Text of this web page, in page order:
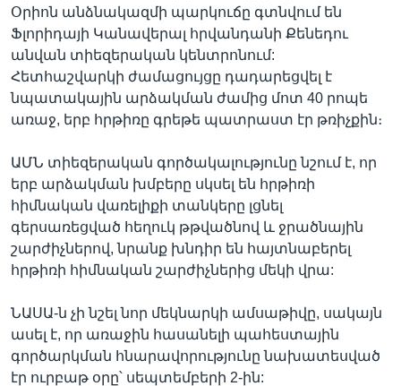
Օրիոն անձնակազմի պարկուճը գտնվում են
Ֆլորիդայի Կանավերալ հրվանդանի Քենեդու
անվան տիեզերական կենտրոնում:
Հետհաշվարկի ժամացույցը դադարեցվել է
նպատակային արձակման ժամից մոտ 40 րոպե
առաջ, երբ հրթիռը գրեթե պատրաստ էր թռիչքին։
ԱՄՆ տիեզերական գործակալությունը նշում է, որ
երբ արձակման խմբերը սկսել են հրթիռի
հիմնական վառելիքի տանկերը լցնել
գերսառեցված հեղուկ թթվածնով և ջրածնային
շարժիչներով, նրանք խնդիր են հայտնաբերել
հրթիռի հիմնական շարժիչներից մեկի վրա:
ՆԱՍԱ-ն չի նշել նոր մեկնարկի ամսաթիվը, սակայն
ասել է, որ առաջին հասանելի պահեստային
գործարկման հնարավորությունը նախատեսված
էր ուրբաթ օրը՝ սեպտեմբերի 2-ին: